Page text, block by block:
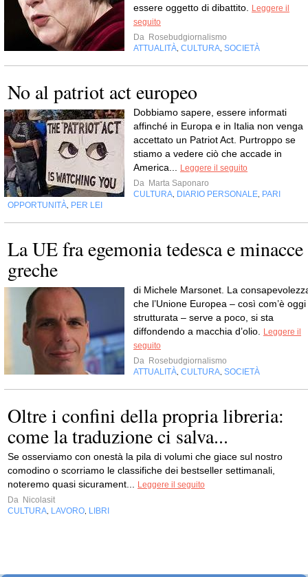
essere oggetto di dibattito.
Leggere il
seguito
Da Rosebudgiornalismo
ATTUALITÀ CULTURA SOCIETÀ
No al patriot act europeo
Dobbiamo sapere, essere informati
affinché in Europa e in Italia non venga
accettato un Patriot Act. Purtroppo se
stiamo a vedere ciò che accade in
America...
Leggere il seguito
Da Marta Saponaro
CULTURA DIARIO PERSONALE PARI
OPPORTUNITÀ PER LEI
La UE fra egemonia tedesca e minacce
greche
di Michele Marsonet. La
che l’Unione Europea – così com’è oggi
strutturata – serve a poco, si sta
diffondendo a macchia d’olio.
Leggere il
seguito
Da Rosebudgiornalismo
ATTUALITÀ CULTURA SOCIETÀ
Oltre i confini della propria libreria:
come la traduzione ci salva...
Se osserviamo con onestà la pila di volumi che giace sul nostro
comodino o scorriamo le classifiche dei bestseller settimanali,
noteremo quasi sicurament...
Leggere il seguito
Da Nicolasit
CULTURA LAVORO LIBRI